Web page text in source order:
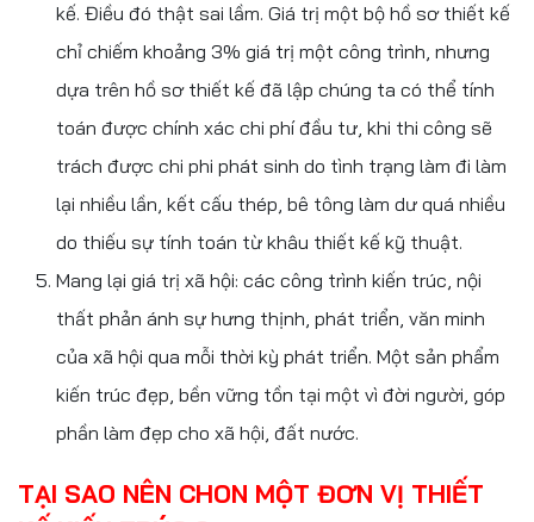
kế. Điều đó thật sai lầm. Giá trị một bộ hồ sơ thiết kế
chỉ chiếm khoảng 3% giá trị một công trình, nhưng
dựa trên hồ sơ thiết kế đã lập chúng ta có thể tính
toán được chính xác chi phí đầu tư, khi thi công sẽ
trách được chi phi phát sinh do tình trạng làm đi làm
lại nhiều lần, kết cấu thép, bê tông làm dư quá nhiều
do thiếu sự tính toán từ khâu thiết kế kỹ thuật.
Mang lại giá trị xã hội: các công trình kiến trúc, nội
thất phản ánh sự hưng thịnh, phát triển, văn minh
của xã hội qua mỗi thời kỳ phát triển. Một sản phẩm
kiến trúc đẹp, bền vững tồn tại một vì đời người, góp
phần làm đẹp cho xã hội, đất nước.
TẠI SAO NÊN CHON MỘT ĐƠN VỊ THIẾT